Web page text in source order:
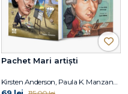
Pachet Mari artiști
Kirsten Anderson, Paula K. Manzanero, Yona Zeldis McDonough, Carrie Robbins